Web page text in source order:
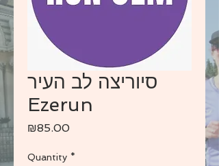
סיוריצה לב העיר
Ezerun
₪85.00Price
Quantity *